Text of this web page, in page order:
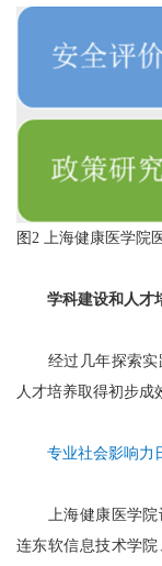
图2 上海健康医学院
学科建设和人才
经过几年探索实
人才培养取得初步成
专业社会影响力
上海健康医学院
连东软信息技术学